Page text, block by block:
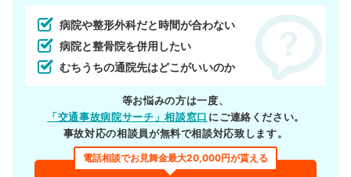
病院や整形外科だと時間が合わない
病院と整骨院を併用したい
むちうちの通院先はどこがいいのか
等お悩みの方は一度、
「交通事故病院サーチ」相談窓口 にご連絡ください。
事故対応の相談員が無料で相談対応致します。
電話相談でお見舞金最大20,000円が貰える